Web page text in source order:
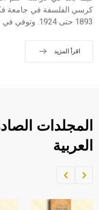
كرسي الفلسفة في جامعة
1893 حتى 1924. وتوفي في مانشستر.
اقرأ المزيد
المجلدات
العربية